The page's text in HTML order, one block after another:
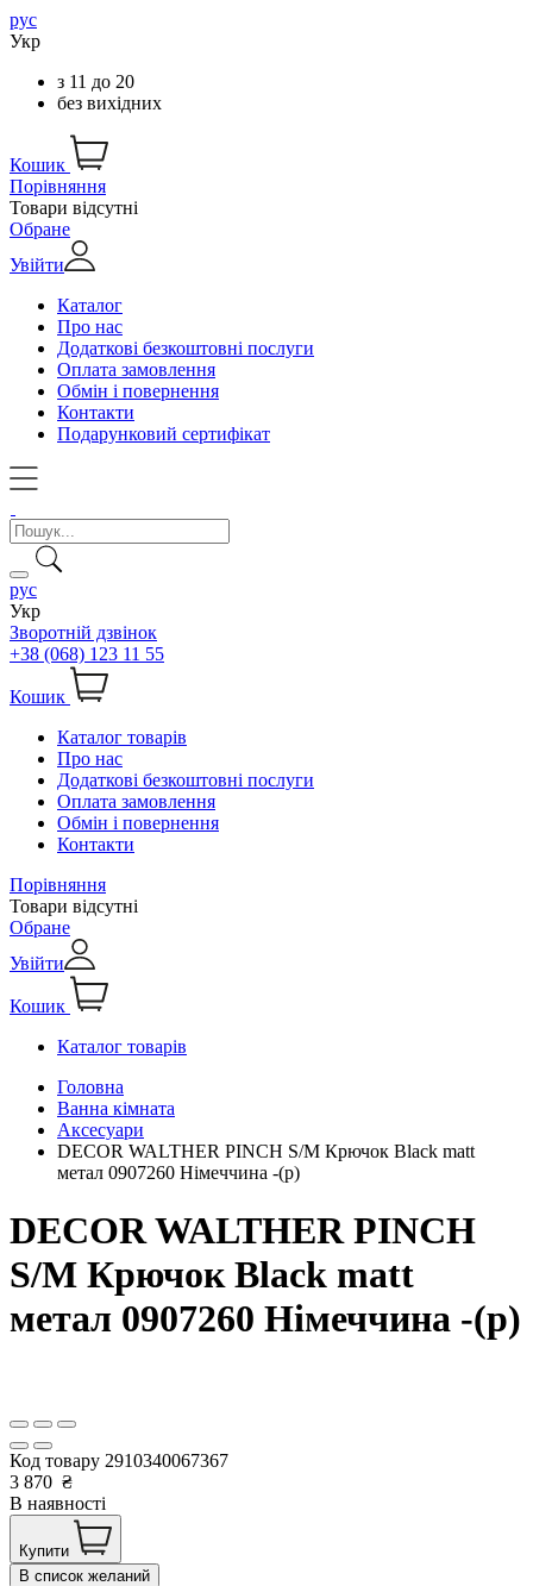
рус
Укр
з 11 до 20
без вихідних
Кошик
Порівняння
Товари відсутні
Обране
Увійти
Каталог
Про нас
Додаткові безкоштовні послуги
Оплата замовлення
Обмін і повернення
Контакти
Подарунковий сертифікат
рус
Укр
Зворотній дзвінок
+38 (068) 123 11 55
Кошик
Каталог товарів
Про нас
Додаткові безкоштовні послуги
Оплата замовлення
Обмін і повернення
Контакти
Порівняння
Товари відсутні
Обране
Увійти
Кошик
Каталог товарів
Головна
Ванна кімната
Аксесуари
DECOR WALTHER PINCH S/M Крючок Black matt
метал 0907260 Німеччина -(р)
DECOR WALTHER PINCH
S/M Крючок Black matt
метал 0907260 Німеччина -(р)
Код товару 2910340067367
3 870 ₴
В наявності
Купити
В список желаний